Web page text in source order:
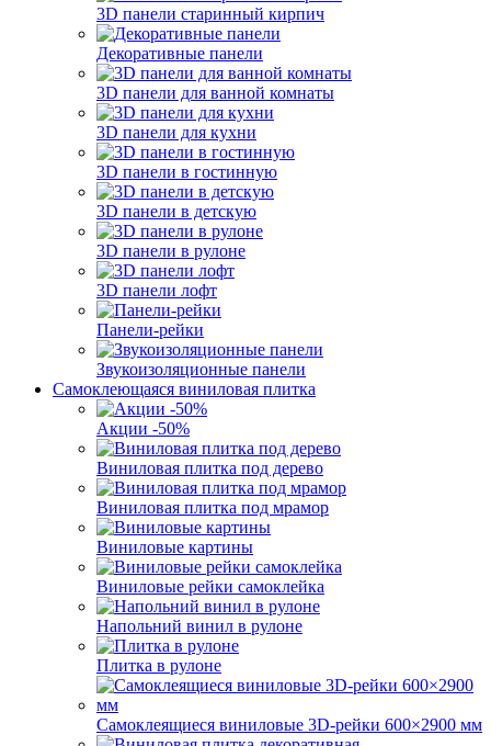
3D панели старинный кирпич
Декоративные панели
3D панели для ванной комнаты
3D панели для кухни
3D панели в гостинную
3D панели в детскую
3D панели в рулоне
3D панели лофт
Панели-рейки
Звукоизоляционные панели
Самоклеющаяся виниловая плитка
Акции -50%
Виниловая плитка под дерево
Виниловая плитка под мрамор
Виниловые картины
Виниловые рейки самоклейка
Напольний винил в рулоне
Плитка в рулоне
Самоклеящиеся виниловые 3D‑рейки 600×2900 мм